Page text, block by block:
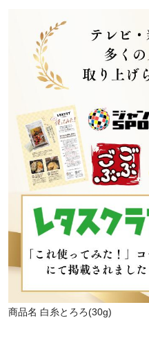
商品名 白糸とろろ(30g)